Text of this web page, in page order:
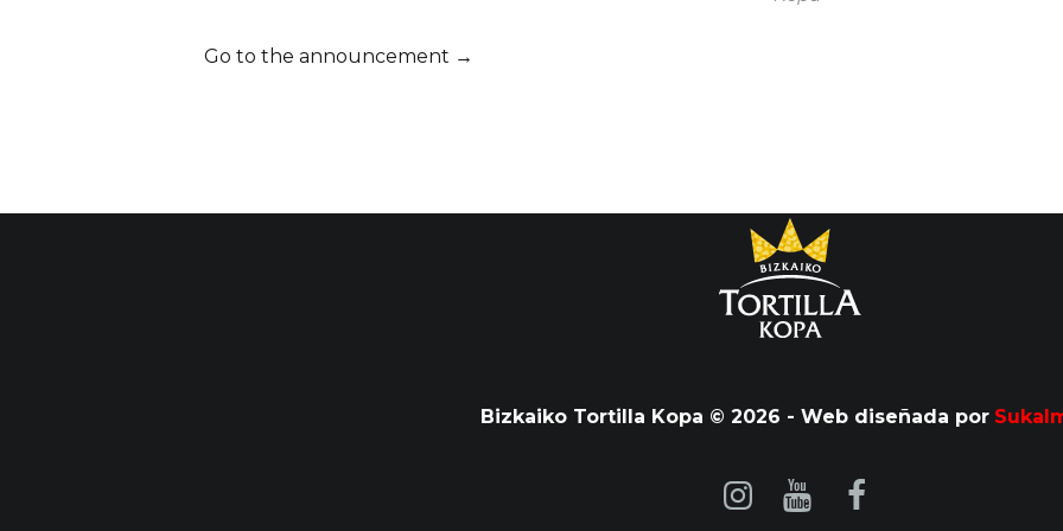
Go to the announcement →
Bizkaiko Tortilla Kopa © 2026 - Web diseñada por